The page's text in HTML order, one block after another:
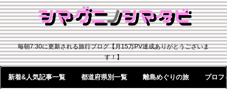
毎朝7:30に更新される旅行ブログ【月15万PV達成ありがとうございま
す！】
新着&人気記事一覧 都道府県別一覧 離島めぐりの旅 プロフ